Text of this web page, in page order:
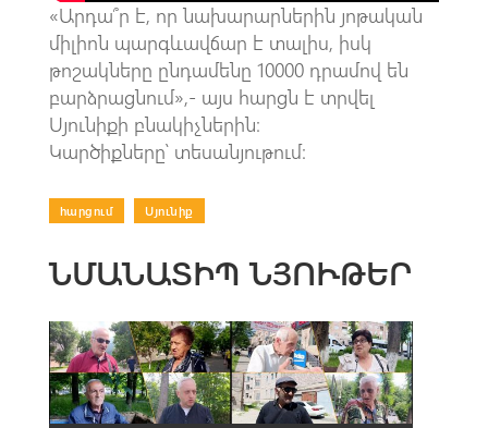
«Արդա՞ր է, որ նախարարներին յոթական
միլիոն պարգևավճար է տալիս, իսկ
թոշակները ընդամենը 10000 դրամով են
բարձրացնում»,- այս հարցն է տրվել
Սյունիքի բնակիչներին։
Կարծիքները՝ տեսանյութում։
հարցում Սյունիք
ՆՄԱՆԱՏԻՊ ՆՅՈՒԹԵՐ